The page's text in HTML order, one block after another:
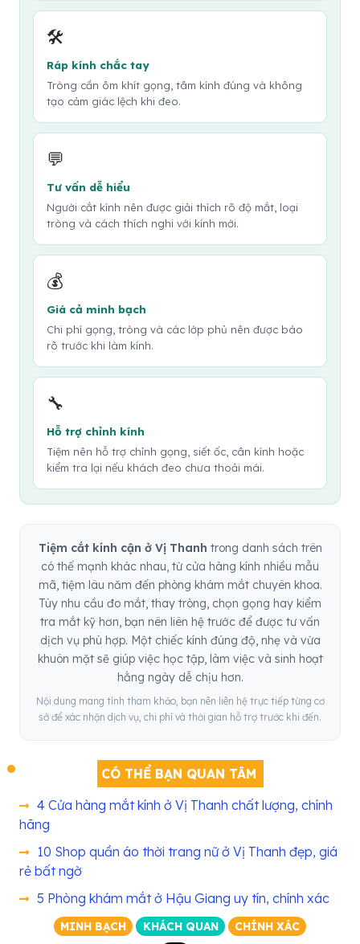
🛠️
Ráp kính chắc tay
Tròng cần ôm khít gọng, tâm kính đúng và không
tạo cảm giác lệch khi đeo.
💬
Tư vấn dễ hiểu
Người cắt kính nên được giải thích rõ độ mắt, loại
tròng và cách thích nghi với kính mới.
💰
Giá cả minh bạch
Chi phí gọng, tròng và các lớp phủ nên được báo
rõ trước khi làm kính.
🔧
Hỗ trợ chỉnh kính
Tiệm nên hỗ trợ chỉnh gọng, siết ốc, cân kính hoặc
kiểm tra lại nếu khách đeo chưa thoải mái.
Tiệm cắt kính cận ở Vị Thanh trong danh sách trên
có thế mạnh khác nhau, từ cửa hàng kính nhiều mẫu
mã, tiệm lâu năm đến phòng khám mắt chuyên khoa.
Tùy nhu cầu đo mắt, thay tròng, chọn gọng hay kiểm
tra mắt kỹ hơn, bạn nên liên hệ trước để được tư vấn
dịch vụ phù hợp. Một chiếc kính đúng độ, nhẹ và vừa
khuôn mặt sẽ giúp việc học tập, làm việc và sinh hoạt
hằng ngày dễ chịu hơn.
Nội dung mang tính tham khảo, bạn nên liên hệ trực tiếp từng cơ
sở để xác nhận dịch vụ, chi phí và thời gian hỗ trợ trước khi đến.
CÓ THỂ BẠN QUAN TÂM
4 Cửa hàng mắt kính ở Vị Thanh chất lượng, chính
hãng
10 Shop quần áo thời trang nữ ở Vị Thanh đẹp, giá
rẻ bất ngờ
5 Phòng khám mắt ở Hậu Giang uy tín, chính xác
MINH BẠCH KHÁCH QUAN CHÍNH XÁC